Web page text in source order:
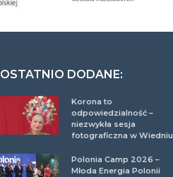
OSTATNIO DODANE:
Korona to
odpowiedzialność –
niezwykła sesja
fotograficzna w Wiedniu
Polonia Camp 2026 –
Młoda Energia Polonii